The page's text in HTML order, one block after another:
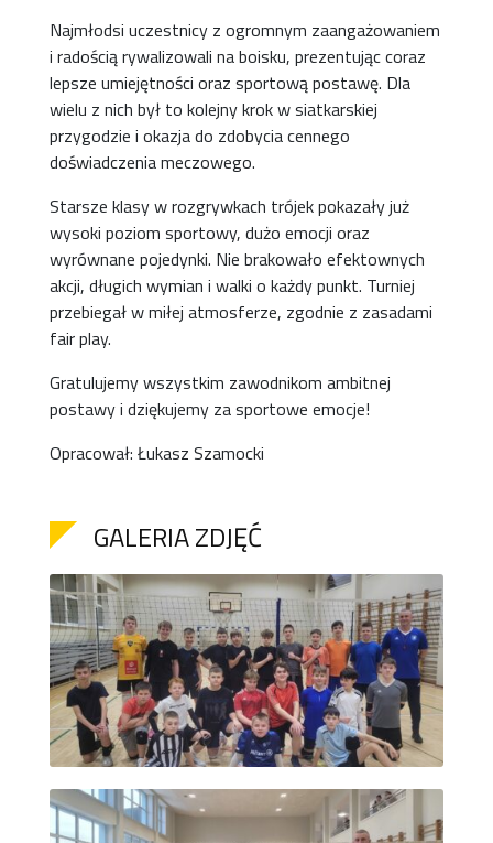
Najmłodsi uczestnicy z ogromnym zaangażowaniem
i radością rywalizowali na boisku, prezentując coraz
lepsze umiejętności oraz sportową postawę. Dla
wielu z nich był to kolejny krok w siatkarskiej
przygodzie i okazja do zdobycia cennego
doświadczenia meczowego.
Starsze klasy w rozgrywkach trójek pokazały już
wysoki poziom sportowy, dużo emocji oraz
wyrównane pojedynki. Nie brakowało efektownych
akcji, długich wymian i walki o każdy punkt. Turniej
przebiegał w miłej atmosferze, zgodnie z zasadami
fair play.
Gratulujemy wszystkim zawodnikom ambitnej
postawy i dziękujemy za sportowe emocje!
Opracował: Łukasz Szamocki
GALERIA ZDJĘĆ